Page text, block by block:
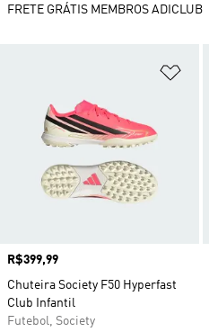
Preço
R$399,99
Chuteira Society F50 Hyperfast
Club Infantil
Futebol, Society
FRETE GRÁTIS MEMBROS ADICLUB